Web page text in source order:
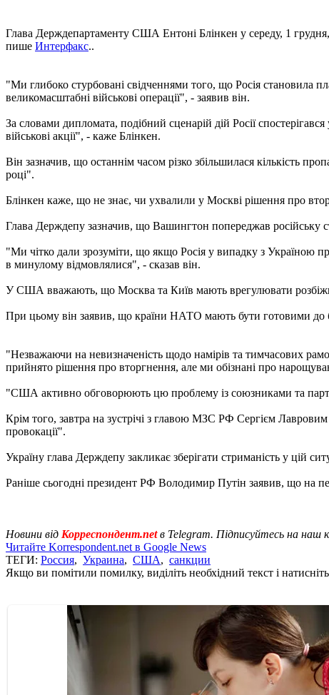
Глава Держдепартаменту США Ентоні Блінкен у середу, 1
пише Интерфакс..
"Ми глибоко стурбовані свідченнями того, що Росія становила
великомасштабні військові операції", - заявив він.
За словами дипломата, подібний сценарій дій Росії
військові акції", - каже Блінкен.
Він зазначив, що останнім часом різко збільшилася кількість
році".
Блінкен каже, що не знає, чи ухвалили у Москві рішення про
Глава Держдепу зазначив, що Вашингтон попереджав російську
"Ми чітко дали зрозуміти, що якщо Росія у випадку з Україною
в минулому відмовлялися", - сказав він.
У США вважають, що Москва та Київ мають врегулювати
При цьому він заявив, що країни НАТО мають бути готовими до
"Незважаючи на невизначеність щодо намірів та тимчасових
прийнято рішення про вторгнення, але ми обізнані про
"США активно обговорюють цю проблему із союзниками та
Крім того, завтра на зустрічі з главою МЗС РФ Сергієм Лавровим
провокації".
Україну глава Держдепу закликає зберігати стриманість у цій
Раніше сьогодні президент РФ Володимир Путін заявив, що на
Новини від Корреспондент.netв Telegram. Підписуйтесь на наш
Читайте Korrespondent.net в Google News
ТЕГИ: Россия, Украина, США, санкции
Якщо ви помітили помилку, виділіть необхідний текст і